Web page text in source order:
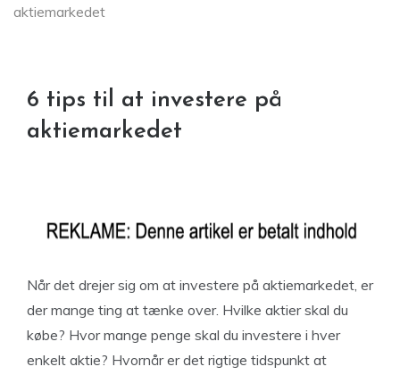
aktiemarkedet
6 tips til at investere på
aktiemarkedet
Når det drejer sig om at investere på aktiemarkedet, er
der mange ting at tænke over. Hvilke aktier skal du
købe? Hvor mange penge skal du investere i hver
enkelt aktie? Hvornår er det rigtige tidspunkt at